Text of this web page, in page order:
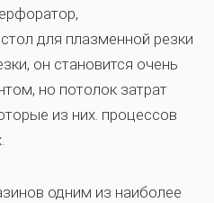
для плазменной резки
он становится очень
но потолок затрат
из них. процессов
одним из наиболее